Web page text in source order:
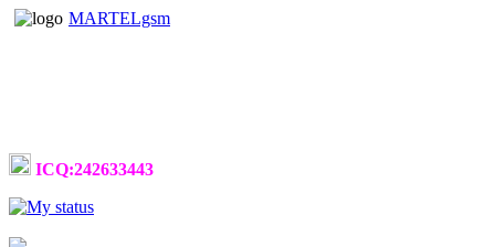
MARTELgsm
ICQ:242633443